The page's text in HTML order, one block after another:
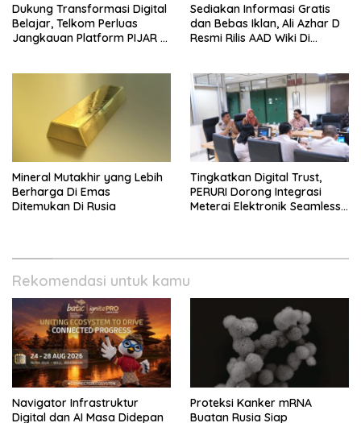
Dukung Transformasi Digital
Belajar, Telkom Perluas
Jangkauan Platform PIJAR Di
Sediakan Informasi Gratis
dan Bebas Iklan, Ali Azhar D
Resmi Rilis AAD Wiki Di
Mineral Mutakhir yang Lebih
Berharga Di Emas
Ditemukan Di Rusia
Tingkatkan Digital Trust,
PERURI Dorong Integrasi
Meterai Elektronik Seamless
Rekomendasi untuk kamu
Navigator Infrastruktur
Digital dan AI Masa Didepan
Proteksi Kanker mRNA
Buatan Rusia Siap